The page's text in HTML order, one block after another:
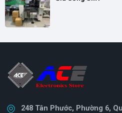
248 Tân Phước, Phường 6,